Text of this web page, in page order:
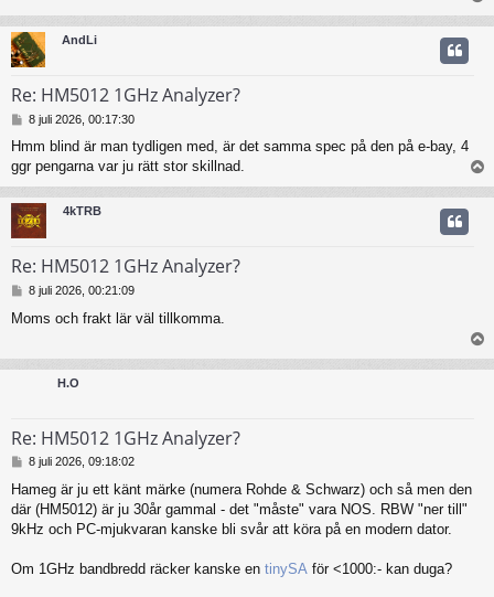
g
g
p
p
AndLi
Re: HM5012 1GHz Analyzer?
l
ä
g
g
8 juli 2026, 00:17:30
Hmm blind är man tydligen med, är det samma spec på den på e-bay, 4
ggr pengarna var ju rätt stor skillnad.
p
p
4kTRB
Re: HM5012 1GHz Analyzer?
l
g
8 juli 2026, 00:21:09
Moms och frakt lär väl tillkomma.
p
p
H.O
Re: HM5012 1GHz Analyzer?
l
ä
g
8 juli 2026, 09:18:02
Hameg är ju ett känt märke (numera Rohde & Schwarz) och så men den
där (HM5012) är ju 30år gammal - det "måste" vara NOS. RBW "ner till"
9kHz och PC-mjukvaran kanske bli svår att köra på en modern dator.
Om 1GHz bandbredd räcker kanske en tinySA för <1000:- kan duga?